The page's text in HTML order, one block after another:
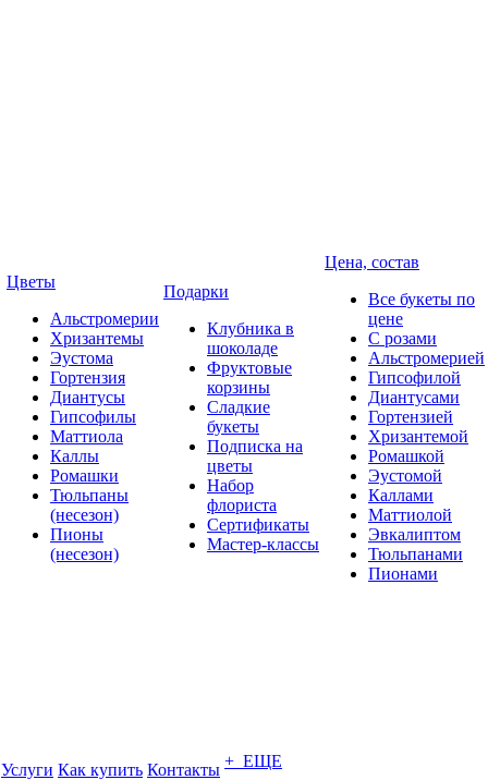
Цветы
Альстромерии
Хризантемы
Эустома
Гортензия
Диантусы
Гипсофилы
Маттиола
Каллы
Ромашки
Тюльпаны
(несезон)
Пионы
(несезон)
Подарки
Клубника в
шоколаде
Фруктовые
корзины
Сладкие
букеты
Подписка на
цветы
Набор
флориста
Сертификаты
Мастер-классы
Цена, состав
Все букеты по
цене
С розами
Альстромерией
Гипсофилой
Диантусами
Гортензией
Хризантемой
Ромашкой
Эустомой
Каллами
Маттиолой
Эвкалиптом
Тюльпанами
Пионами
Услуги Как купить Контакты + ЕЩЕ